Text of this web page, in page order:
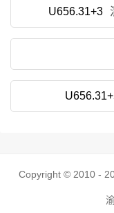
U656.31+3
Copyright © 2010 -